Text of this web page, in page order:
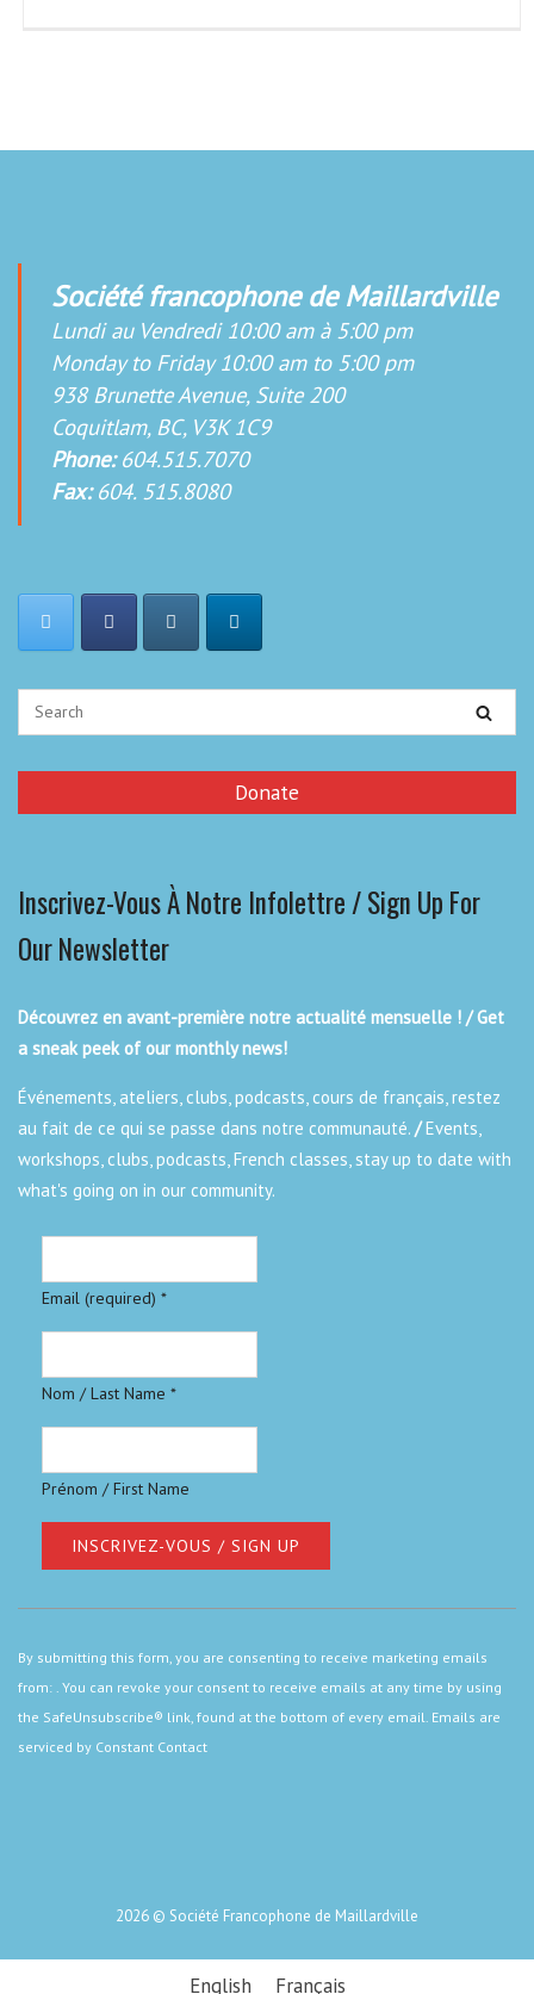
Société francophone de Maillardville
Lundi au Vendredi 10:00 am à 5:00 pm
Monday to Friday 10:00 am to 5:00 pm
938 Brunette Avenue, Suite 200
Coquitlam, BC, V3K 1C9
Phone:604.515.7070
Fax:604. 515.8080
Donate
Inscrivez-Vous À Notre Infolettre / Sign Up For
Our Newsletter
Découvrez en avant-première notre actualité mensuelle ! / Get
a sneak peek of our monthly news!
Événements, ateliers, clubs, podcasts, cours de français, restez
au fait de ce qui se passe dans notre communauté. /Events,
workshops, clubs, podcasts, French classes, stay up to date with
what's going on in our community.
Email (required) *
Nom / Last Name *
Prénom / First Name
Use.
Please
leave
this
By submitting this form, you are consenting to receive marketing emails
from: . You can revoke your consent to receive emails at any time by using
the SafeUnsubscribe® link, found at the bottom of every email. Emails are
serviced by Constant Contact
2026 © Société Francophone de Maillardville
English Français